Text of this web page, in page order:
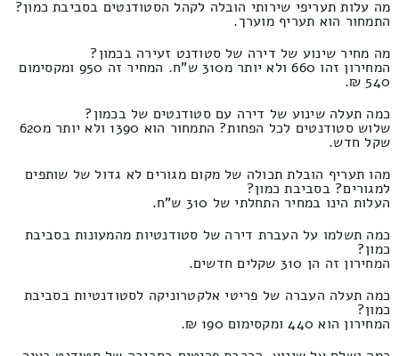
מה עלות תעריפי שירותי הובלה לקהל הסטודנטים בסביבת כמון?
התמחור הוא תעריף מוערך.
מה מחיר שינוע של דירה של סטודנט זעירה בכמון?
המחירון זהו 660 ולא יותר מ310 ש"ח. המחיר זה 950 ומקסימום
540 ₪.
כמה תעלה שינוע של דירה עם סטודנטים של בכמון?
שלוש סטודנטים לכל הפחות? התמחור הוא 1390 ולא יותר מ620
שקל חדש.
מהו תעריף הובלת תכולה של מקום מגורים לא גדול של שותפים
למגורים? בסביבת כמון?
העלות הינו במחיר התחלתי של 310 ש"ח.
כמה תשלמו על העברת דירה של סטודנטיות מהמעונות בסביבת
כמון?
המחירון זה הן 310 שקלים חדשים.
כמה תעלה העברה של פריטי אלקטרוניקה לסטודנטיות בסביבת
כמון?
המחירון הוא 440 ומקסימום 190 ₪.